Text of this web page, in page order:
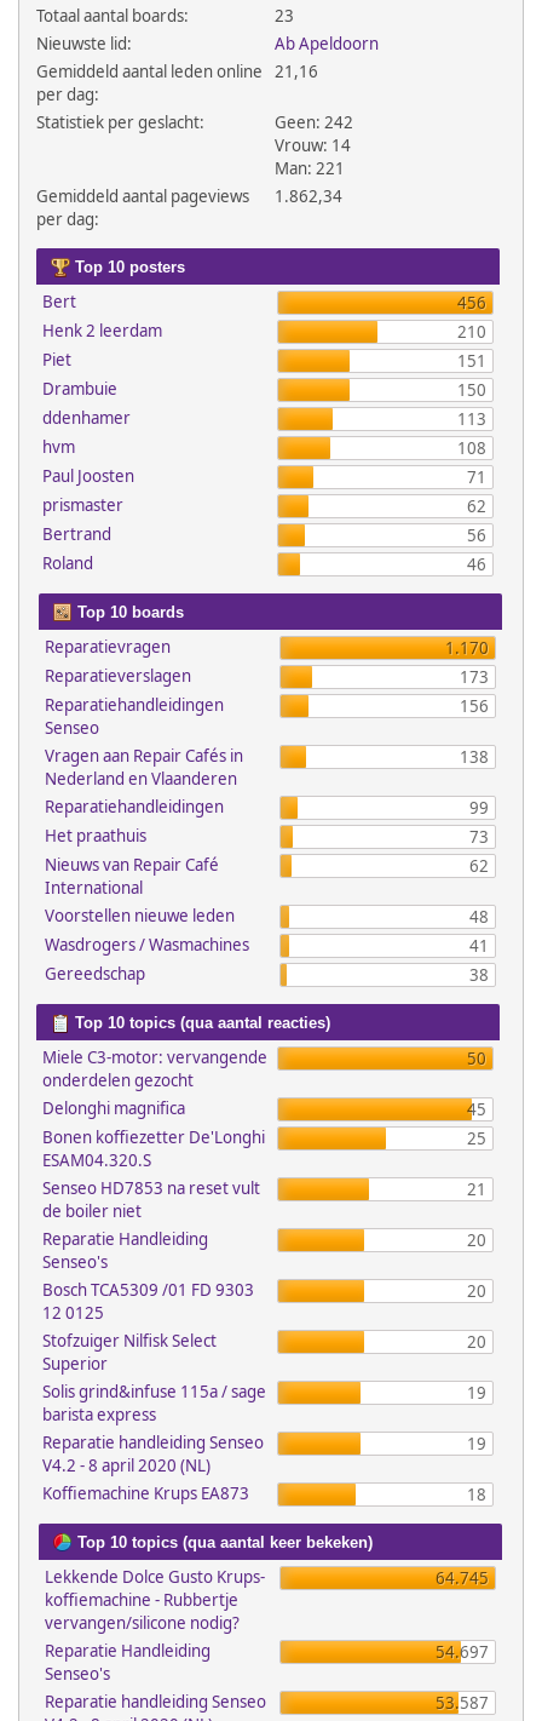
Totaal aantal boards:
23
Nieuwste lid:
Ab Apeldoorn
Gemiddeld aantal leden online
per dag:
21,16
Statistiek per geslacht:
Geen: 242
Vrouw: 14
Man: 221
Gemiddeld aantal pageviews
per dag:
1.862,34
Top 10 posters
Bert
456
Henk 2 leerdam
210
Piet
151
Drambuie
150
ddenhamer
113
hvm
108
Paul Joosten
71
prismaster
62
Bertrand
56
Roland
46
Top 10 boards
Reparatievragen
1.170
Reparatieverslagen
173
Reparatiehandleidingen
Senseo
156
Vragen aan Repair Cafés in
Nederland en Vlaanderen
138
Reparatiehandleidingen
99
Het praathuis
73
Nieuws van Repair Café
International
62
Voorstellen nieuwe leden
48
Wasdrogers / Wasmachines
41
Gereedschap
38
Top 10 topics (qua aantal reacties)
Miele C3-motor: vervangende
onderdelen gezocht
50
Delonghi magnifica
45
Bonen koffiezetter De'Longhi
ESAM04.320.S
25
Senseo HD7853 na reset vult
de boiler niet
21
Reparatie Handleiding
Senseo's
20
Bosch TCA5309 /01 FD 9303
12 0125
20
Stofzuiger Nilfisk Select
Superior
20
Solis grind&infuse 115a / sage
barista express
19
Reparatie handleiding Senseo
V4.2 - 8 april 2020 (NL)
19
Koffiemachine Krups EA873 18
Top 10 topics (qua aantal keer bekeken)
Lekkende Dolce Gusto Krups-
koffiemachine - Rubbertje
vervangen/silicone nodig?
64.745
Reparatie Handleiding
Senseo's
54.697
Reparatie handleiding Senseo
53.587